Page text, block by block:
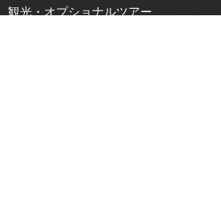
観光・オプショナルツアー